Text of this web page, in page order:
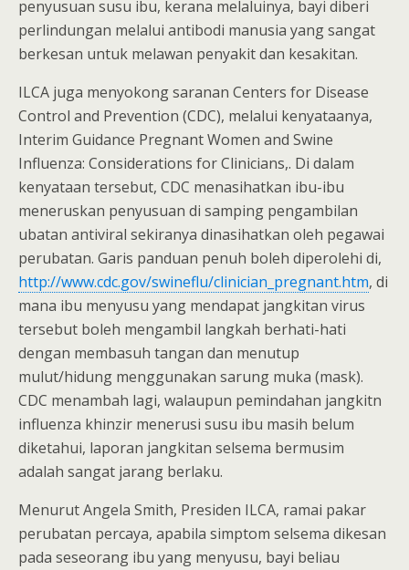
penyusuan susu ibu, kerana melaluinya, bayi diberi
perlindungan melalui antibodi manusia yang sangat
berkesan untuk melawan penyakit dan kesakitan.
ILCA juga menyokong saranan Centers for Disease
Control and Prevention (CDC), melalui kenyataanya,
Interim Guidance Pregnant Women and Swine
Influenza: Considerations for Clinicians,. Di dalam
kenyataan tersebut, CDC menasihatkan ibu-ibu
meneruskan penyusuan di samping pengambilan
ubatan antiviral sekiranya dinasihatkan oleh pegawai
perubatan. Garis panduan penuh boleh diperolehi di,
http://www.cdc.gov/swineflu/clinician_pregnant.htm, di
mana ibu menyusu yang mendapat jangkitan virus
tersebut boleh mengambil langkah berhati-hati
dengan membasuh tangan dan menutup
mulut/hidung menggunakan sarung muka (mask).
CDC menambah lagi, walaupun pemindahan jangkitn
influenza khinzir menerusi susu ibu masih belum
diketahui, laporan jangkitan selsema bermusim
adalah sangat jarang berlaku.
Menurut Angela Smith, Presiden ILCA, ramai pakar
perubatan percaya, apabila simptom selsema dikesan
pada seseorang ibu yang menyusu, bayi beliau